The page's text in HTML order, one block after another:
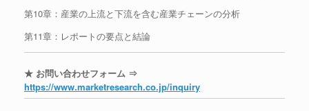
第10章：産業の上流と下流を含む産業チェーンの分析
第11章：レポートの要点と結論
★ お問い合わせフォーム ⇒
https://www.marketresearch.co.jp/inquiry